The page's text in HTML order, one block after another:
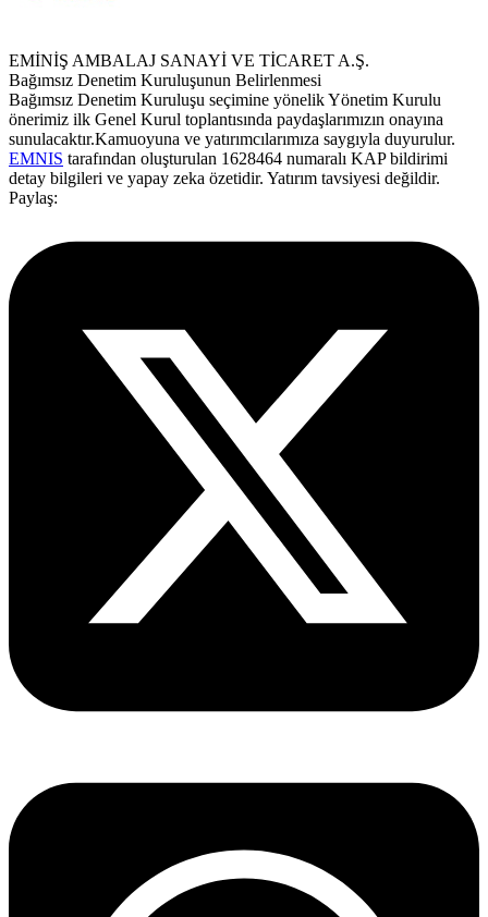
EMİNİŞ AMBALAJ SANAYİ VE TİCARET A.Ş.
Bağımsız Denetim Kuruluşunun Belirlenmesi
Bağımsız Denetim Kuruluşu seçimine yönelik Yönetim Kurulu
önerimiz ilk Genel Kurul toplantısında paydaşlarımızın onayına
sunulacaktır.Kamuoyuna ve yatırımcılarımıza saygıyla duyurulur.
EMNIS tarafından oluşturulan 1628464 numaralı KAP bildirimi
detay bilgileri ve yapay zeka özetidir. Yatırım tavsiyesi değildir.
Paylaş: